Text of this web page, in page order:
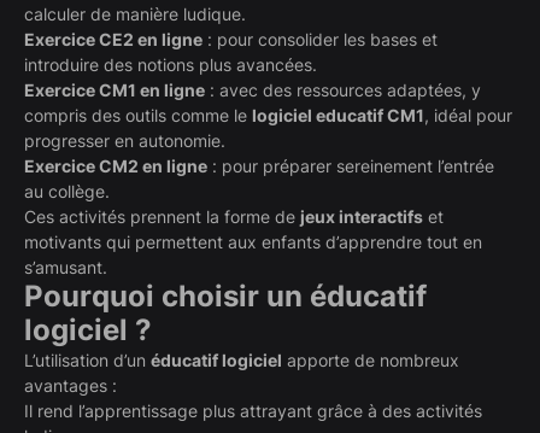
calculer de manière ludique.
Exercice CE2 en ligne : pour consolider les bases et
introduire des notions plus avancées.
Exercice CM1 en ligne : avec des ressources adaptées, y
compris des outils comme le logiciel educatif CM1, idéal pour
progresser en autonomie.
Exercice CM2 en ligne : pour préparer sereinement l’entrée
au collège.
Ces activités prennent la forme de jeux interactifs et
motivants qui permettent aux enfants d’apprendre tout en
s’amusant.
Pourquoi choisir un éducatif
logiciel ?
L’utilisation d’un éducatif logiciel apporte de nombreux
avantages :
Il rend l’apprentissage plus attrayant grâce à des activités